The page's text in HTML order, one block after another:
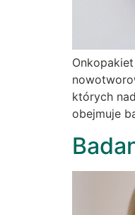
których
obejmuje